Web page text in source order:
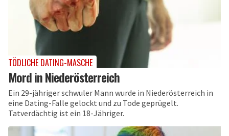
TÖDLICHE DATING-MASCHE
Mord in Niederösterreich
Ein 29-jähriger schwuler Mann wurde in Niederösterreich in
eine Dating-Falle gelockt und zu Tode geprügelt.
Tatverdächtig ist ein 18-Jähriger.